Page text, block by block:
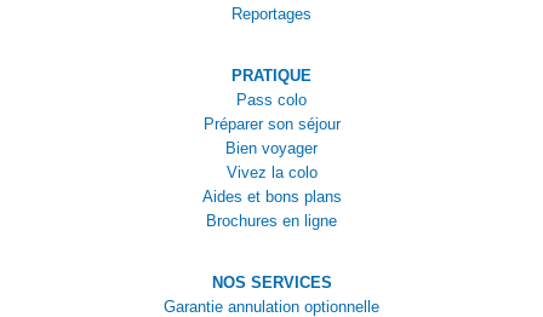
Reportages
PRATIQUE
Pass colo
Préparer son séjour
Bien voyager
Vivez la colo
Aides et bons plans
Brochures en ligne
NOS SERVICES
Garantie annulation optionnelle